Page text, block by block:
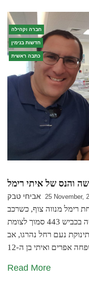
חברה וקהילה
חדשות בנימין
כתבה ראשית
והנס של איתי רימל
אביחי טבק 25 November,
רימל מנווה צוף, כשרכב
המשפחה נפגע בתאונת דרכים קשה בכביש 443 סמוך לצומת
נעם רחל נהרגו, אב
Read More